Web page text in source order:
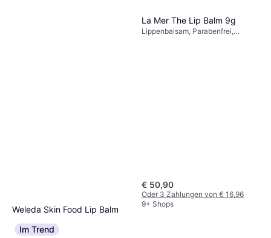
Weleda Skin Food Lip Balm
8ml
Lippenbalsam, Parabenfrei,
La Mer The Lip Balm 9g
Lippenbalsam, Parabenfrei,
€ 50,90
Oder 3 Zahlungen von € 16,96
9+ Shops
Im Trend